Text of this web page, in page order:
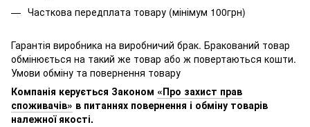
Часткова передплата товару (мінімум 100грн)
Гарантія виробника на виробничий брак. Бракований товар
обмінюється на такий же товар або ж повертаються кошти.
Умови обміну та повернення товару
Компанія керується Законом «Про захист прав
споживачів» в питаннях повернення і обміну товарів
належної якості.